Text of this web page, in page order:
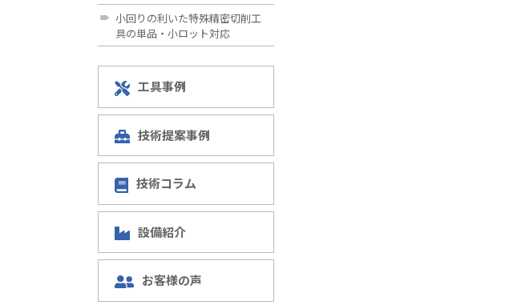
小回りの利いた特殊精密切削工
具の単品・小ロット対応
工具事例
技術提案事例
技術コラム
設備紹介
お客様の声